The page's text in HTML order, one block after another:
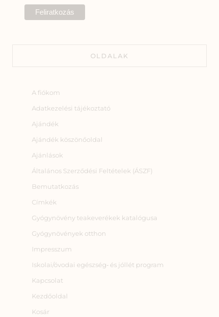
OLDALAK
A fiókom
Adatkezelési tájékoztató
Ajándék
Ajándék köszönőoldal
Ajánlások
Általános Szerződési Feltételek (ÁSZF)
Bemutatkozás
Címkék
Gyógynövény teakeverékek katalógusa
Gyógynövények otthon
Impresszum
Iskolai/óvodai egészség‑ és jóllét program
Kapcsolat
Kezdőoldal
Kosár